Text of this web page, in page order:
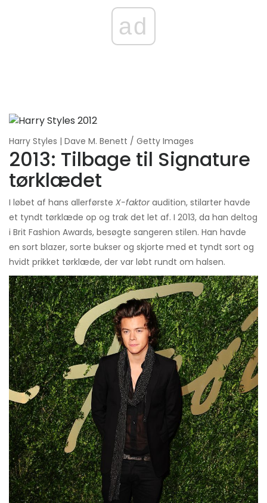
ad
Harry Styles | Dave M. Benett / Getty Images
2013: Tilbage til Signature
tørklædet
I løbet af hans allerførste X-faktoraudition, stilarter havde
et tyndt tørklæde op og trak det let af. I 2013, da han deltog
i Brit Fashion Awards, besøgte sangeren stilen. Han havde
en sort blazer, sorte bukser og skjorte med et tyndt sort og
hvidt prikket tørklæde, der var løbt rundt om halsen.